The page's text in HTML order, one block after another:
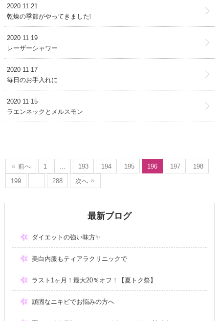
2020 11 21
乾燥の季節がやってきました❕
2020 11 19
レーザーシャワー
2020 11 17
毎日のお手入れに
2020 11 15
ラエンネックとメルスモン
前へ 1 193 194 195 196 197
198
199
288 次へ
最新ブログ
ダイエットの強い味方✨
美白内服もティアラクリニックで
ラスト1ヶ月！最大20％オフ！【夏トク祭】
頑固なニキビでお悩みの方へ